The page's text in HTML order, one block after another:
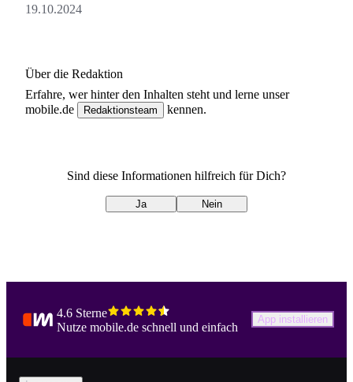
19.10.2024
Über die Redaktion
Erfahre, werhinter den Inhalten steht und lerne unser
mobile.de
Redaktionsteam kennen.
Sind diese Informationen hilfreich für Dich?
Ja Nein
4.6 Sterne
Nutze mobile.de schnell und einfach
App installieren